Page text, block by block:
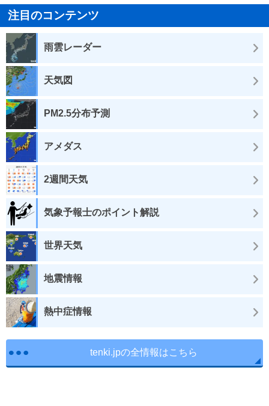
注目のコンテンツ
雨雲レーダー
天気図
PM2.5分布予測
アメダス
2週間天気
気象予報士のポイント解説
世界天気
地震情報
熱中症情報
tenki.jpの全情報はこちら